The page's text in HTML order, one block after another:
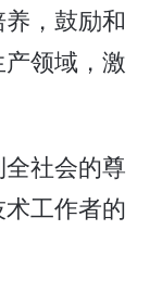
，鼓励和
领域，激
社会的尊
工作者的